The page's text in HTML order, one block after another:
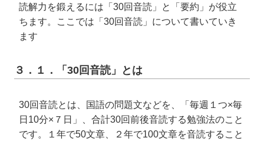
読解力を鍛えるには「30回音読」と「要約」が役立
ちます。ここでは「30回音読」について書いていき
ます
３．１．「30回音読」とは
30回音読とは、国語の問題文などを、「毎週１つ×毎
日10分×７日」、合計30回前後音読する勉強法のこと
です。１年で50文章、２年で100文章を音読すること